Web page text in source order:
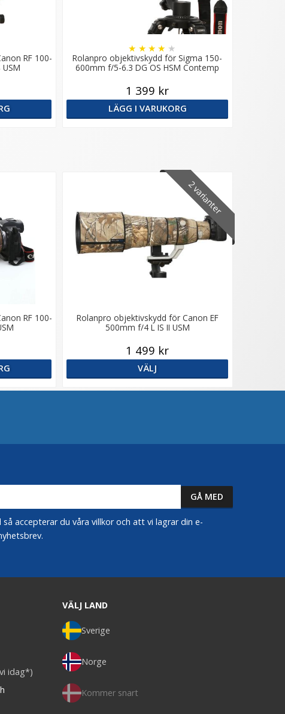
RF 100-
Rolanpro objektivskydd för Sigma 150-
600mm f/5-6.3 DG OS HSM Contemp
★ ★ ★ ★ ★
1 399 kr
LÄGG I VARUKORG
RF 100-
2 varianter
Rolanpro objektivskydd för Canon EF
500mm f/4 L IS II USM
1 499 kr
VÄLJ
accepterar du våra villkor och att vi lagrar din e-
idag*)
VÄLJ LAND
Sverige
Norge
Kommer snart